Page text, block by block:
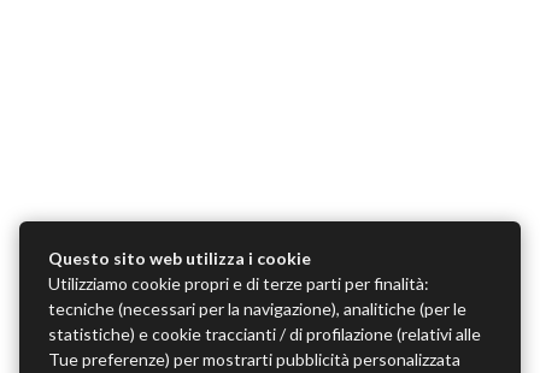
Questo sito web utilizza i cookie
Utilizziamo cookie propri e di terze parti per finalità:
tecniche (necessari per la navigazione), analitiche (per le
statistiche) e cookie traccianti / di profilazione (relativi alle
Tue preferenze) per mostrarti pubblicità personalizzata